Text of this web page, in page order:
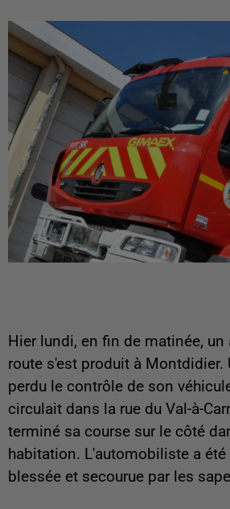
Hier lundi, en fin de matinée, un
route s'est produit à Montdidier.
perdu le contrôle de son
circulait dans la rue du Val-à-
terminé sa course sur le côté
habitation. L'automobiliste a
blessée et secourue par les